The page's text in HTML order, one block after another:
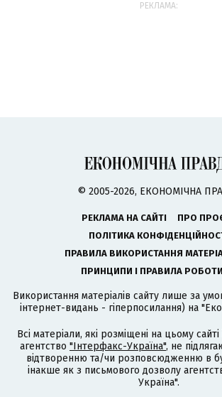
РЕКЛАМА:
© 2005-2026, ЕКОНОМІЧНА
РЕКЛАМА НА САЙТІ
ПРО
ПОЛІТИКА
ПРАВИЛА ВИКОРИСТАННЯ
ПРИНЦИПИ І ПРАВИЛА
Використання матеріалів сайту лише за
інтернет-видань - гіперпосилання) на
Всі матеріали, які розміщені на цьому
агентство "Інтерфакс-Україна", не
відтворенню та/чи розповсюдженню в
інакше як з письмового дозволу
Україна".